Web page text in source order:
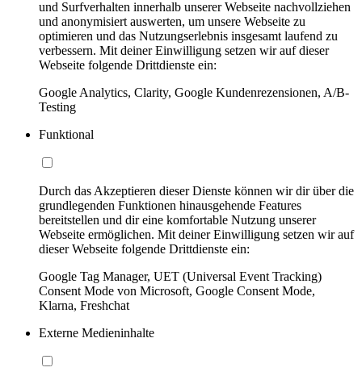
und Surfverhalten innerhalb unserer Webseite nachvollziehen
und anonymisiert auswerten, um unsere Webseite zu
optimieren und das Nutzungserlebnis insgesamt laufend zu
verbessern. Mit deiner Einwilligung setzen wir auf dieser
Webseite folgende Drittdienste ein:
Google Analytics, Clarity, Google Kundenrezensionen, A/B-
Testing
Funktional
Durch das Akzeptieren dieser Dienste können wir dir über die
grundlegenden Funktionen hinausgehende Features
bereitstellen und dir eine komfortable Nutzung unserer
Webseite ermöglichen. Mit deiner Einwilligung setzen wir auf
dieser Webseite folgende Drittdienste ein:
Google Tag Manager, UET (Universal Event Tracking)
Consent Mode von Microsoft, Google Consent Mode,
Klarna, Freshchat
Externe Medieninhalte